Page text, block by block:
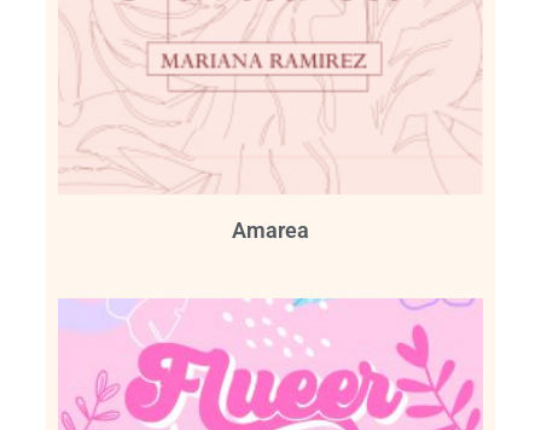
Amarea